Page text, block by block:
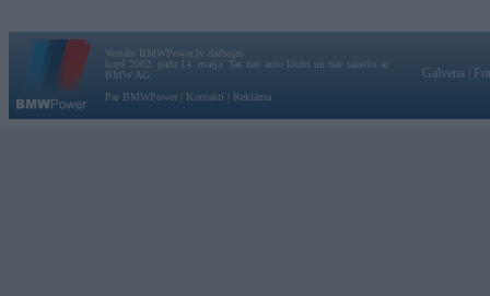
Vortāls BMWPower.lv darbojas
kopš 2002. gada 14. maija. Tas nav auto klubs un nav saistīts ar
BMW AG.
Par BMWPower
Kontakti Reklāma
Galvena